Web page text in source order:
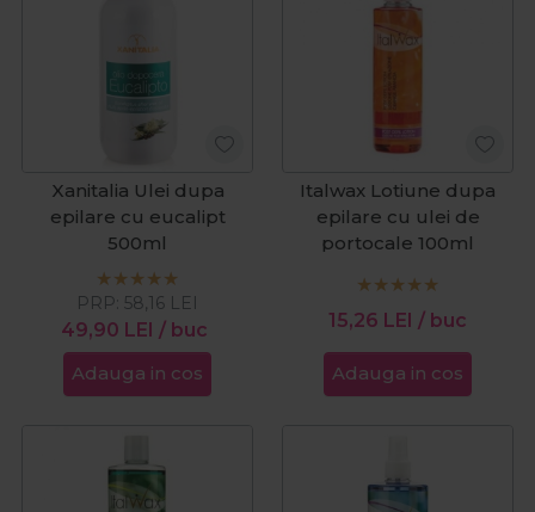
Xanitalia Ulei dupa
epilare cu eucalipt
500ml
49,90 LEI / buc
PRP: 58,16 LEI
Adauga in cos
Italwax Lotiune dupa
epilare cu ulei de
portocale 100ml
15,26 LEI / buc
Adauga in cos